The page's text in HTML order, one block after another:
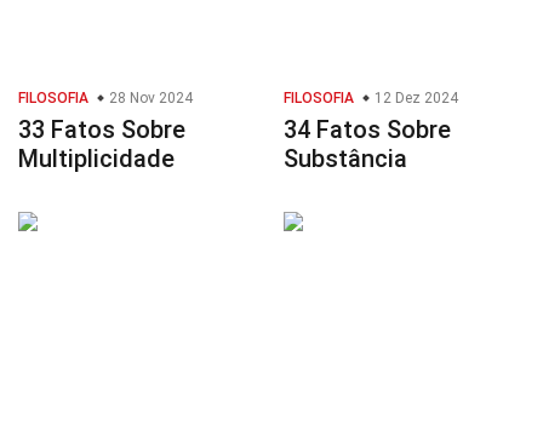
FILOSOFIA 28 Nov 2024
33 Fatos Sobre
Multiplicidade
FILOSOFIA 12 Dez 2024
34 Fatos Sobre
Substância